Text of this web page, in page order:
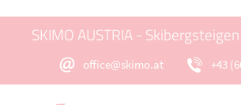
SKIMO AUSTRIA -
office@skimo.at +43